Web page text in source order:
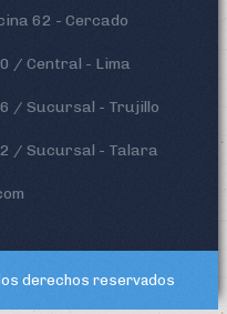
62 - Cercado
/ Central - Lima
/ Sucursal - Trujillo
/ Sucursal - Talara
derechos reservados